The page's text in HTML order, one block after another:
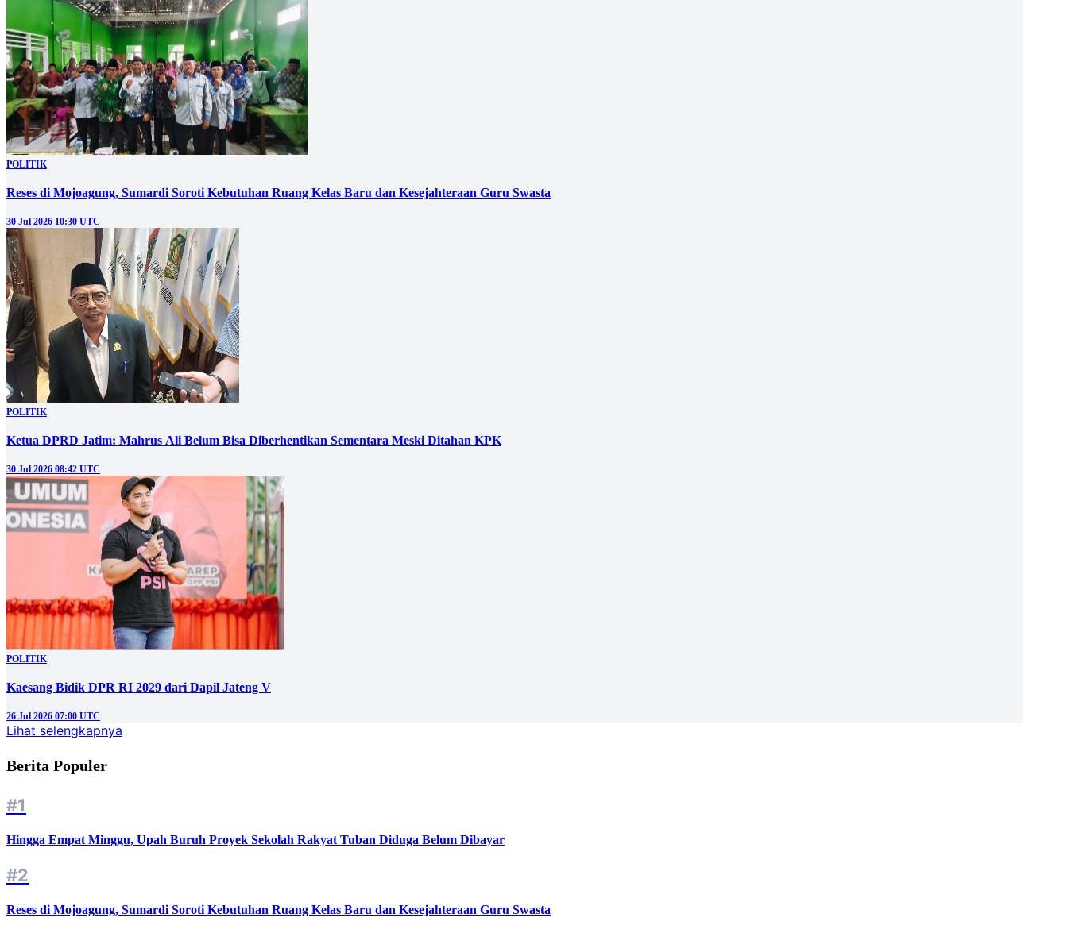
POLITIK
Reses di Mojoagung, Sumardi Soroti Kebutuhan Ruang Kelas Baru dan Kesejahteraan Guru Swasta
30 Jul 2026 10:30 UTC
POLITIK
Ketua DPRD Jatim: Mahrus Ali Belum Bisa Diberhentikan Sementara Meski Ditahan KPK
30 Jul 2026 08:42 UTC
POLITIK
Kaesang Bidik DPR RI 2029 dari Dapil Jateng V
26 Jul 2026 07:00 UTC
Lihat selengkapnya
Berita Populer
#1
Hingga Empat Minggu, Upah Buruh Proyek Sekolah Rakyat Tuban Diduga Belum Dibayar
#2
Reses di Mojoagung, Sumardi Soroti Kebutuhan Ruang Kelas Baru dan Kesejahteraan Guru Swasta